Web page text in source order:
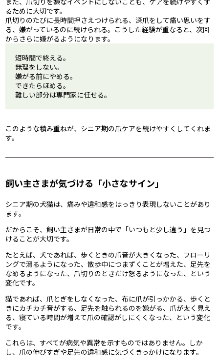
るために大切です。
爪切りのたびに長時間押さえつけられる、深爪をして痛い思いをす
る、嫌がっているのに続けられる。こうした経験が重なると、次回
からさらに嫌がるようになります。
短時間で終える。
無理をしない。
嫌がる前にやめる。
できたらほめる。
難しい部分は専門家に任せる。
このような積み重ねが、シニア期の爪ケアを続けやすくしてくれま
す。
飼い主さまが気づける「小さなサイン」
シニア期の犬猫は、痛みや違和感をはっきり表現しないことがあり
ます。
だからこそ、飼い主さまが日常の中で「いつもと少し違う」を見つ
けることが大切です。
たとえば、犬であれば、歩くときの爪音が大きくなった、フローリ
ングで滑るようになった、散歩中につまずくことが増えた、足先を
なめるようになった、爪切りのときだけ怒るようになった、という
変化です。
猫であれば、爪とぎをしなくなった、布に爪が引っかかる、歩くと
きにカチカチ音がする、足先を触られるのを嫌がる、爪が太く見え
る、寝ている時間が増えて爪の確認がしにくくなった、という変化
です。
これらは、すべてが病気や異常を示すものではありません。しか
し、爪の伸びすぎや足先の違和感に気づくきっかけになります。